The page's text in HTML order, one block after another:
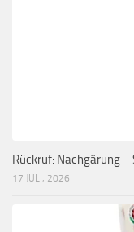
Rückruf: Nachgärung
17 JULI, 2026